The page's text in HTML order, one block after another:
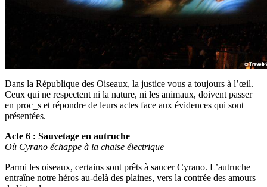
Dans la République des Oiseaux, la justice vous a toujours à l’œil.
Ceux qui ne respectent ni la nature, ni les animaux, doivent passer
en proc_s et répondre de leurs actes face aux évidences qui sont
présentées.
Acte 6 : Sauvetage en autruche
Où Cyrano échappe à la chaise électrique
Parmi les oiseaux, certains sont prêts à saucer Cyrano. L’autruche
entraîne notre héros au-delà des plaines, vers la contrée des amours